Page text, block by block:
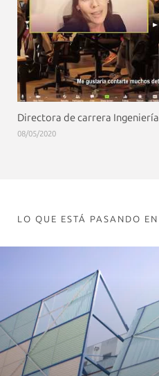
Directora de carrera
08/05/2020
LO QUE ESTÁ PASANDO